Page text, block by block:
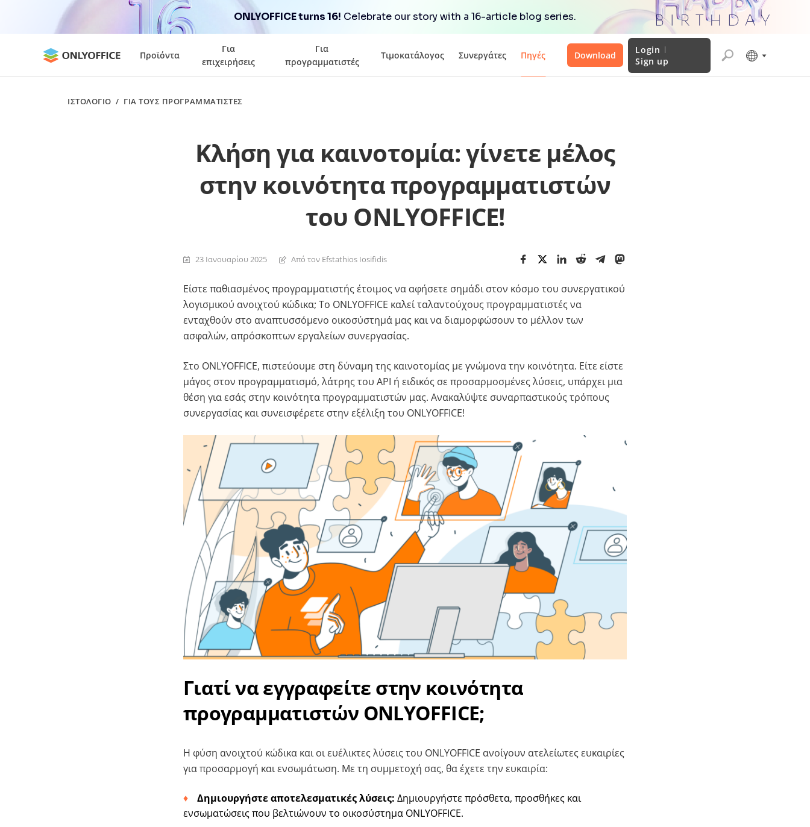
ONLYOFFICE turns 16! Celebrate our story with a 16-article blog series.
Προϊόντα
Για
επιχειρήσεις
Για
προγραμματιστές
Τιμοκατάλογος Συνεργάτες Πηγές Download
Login
Sign up
ΙΣΤΟΛΌΓΙΟ / ΓΙΑ ΤΟΥΣ ΠΡΟΓΡΑΜΜΑΤΙΣΤΈΣ
Κλήση για καινοτομία: γίνετε μέλος
στην κοινότητα προγραμματιστών
του ONLYOFFICE!
23 Ιανουαρίου 2025 Από τον Efstathios Iosifidis
Είστε παθιασμένος προγραμματιστής έτοιμος να αφήσετε σημάδι στον κόσμο του συνεργατικού
λογισμικού ανοιχτού κώδικα; Το ONLYOFFICE καλεί ταλαντούχους προγραμματιστές να
ενταχθούν στο αναπτυσσόμενο οικοσύστημά μας και να διαμορφώσουν το μέλλον των
ασφαλών, απρόσκοπτων εργαλείων συνεργασίας.
Στο ONLYOFFICE, πιστεύουμε στη δύναμη της καινοτομίας με γνώμονα την κοινότητα. Είτε είστε
μάγος στον προγραμματισμό, λάτρης του API ή ειδικός σε προσαρμοσμένες λύσεις, υπάρχει μια
θέση για εσάς στην κοινότητα προγραμματιστών μας. Ανακαλύψτε συναρπαστικούς τρόπους
συνεργασίας και συνεισφέρετε στην εξέλιξη του ONLYOFFICE!
Γιατί να εγγραφείτε στην κοινότητα
προγραμματιστών ONLYOFFICE;
Η φύση ανοιχτού κώδικα και οι ευέλικτες λύσεις του ONLYOFFICE ανοίγουν ατελείωτες ευκαιρίες
για προσαρμογή και ενσωμάτωση. Με τη συμμετοχή σας, θα έχετε την ευκαιρία:
Δημιουργήστε αποτελεσματικές λύσεις: Δημιουργήστε πρόσθετα, προσθήκες και
ενσωματώσεις που βελτιώνουν το οικοσύστημα ONLYOFFICE.